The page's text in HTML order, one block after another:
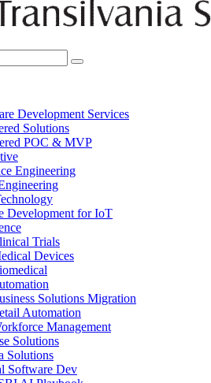
Development Services
Solutions
POC & MVP
Engineering
Development for IoT
Trials
Devices
Solutions Migration
Automation
Management
Solutions
Solutions
Software Dev